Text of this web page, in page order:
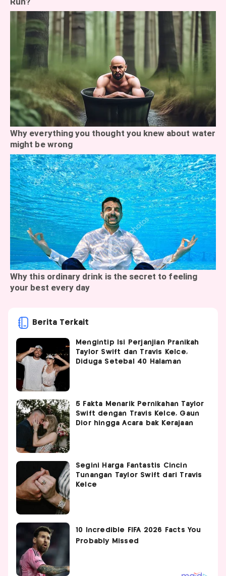
Berita Terkait
Mengintip Isi Perjanjian Pranikah
Taylor Swift dan Travis Kelce,
Diduga Setebal 40 Halaman
5 Fakta Menarik Pernikahan Taylor
Swift dengan Travis Kelce, Gaun
Dior hingga Acara bak Kerajaan
Segini Harga Fantastis Cincin
Tunangan Taylor Swift dari Travis
Kelce